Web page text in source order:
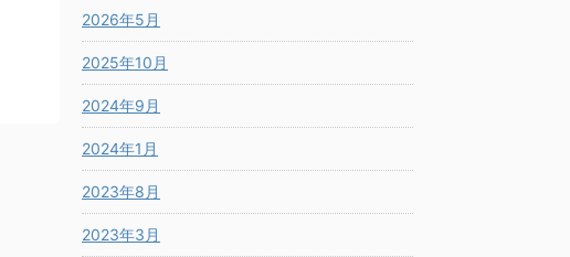
2026年5月
2025年10月
2024年9月
2024年1月
2023年8月
2023年3月